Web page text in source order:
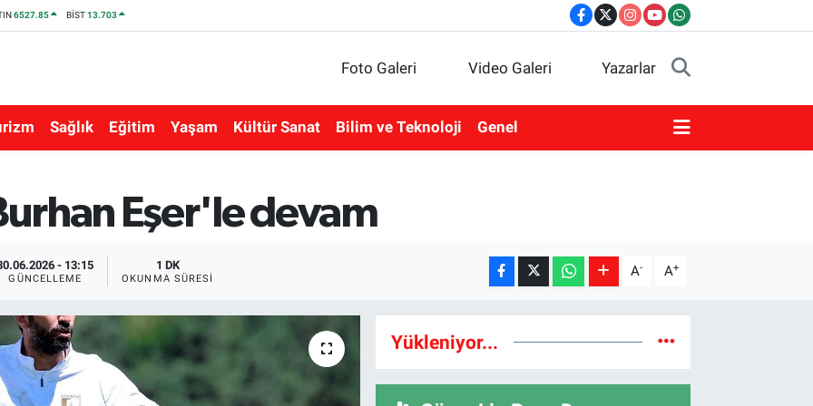
6527.85 BİST13.703
Foto Galeri Video Galeri Yazarlar
Sağlık Eğitim Yaşam Kültür Sanat Bilim ve Teknoloji Genel
Eşer'le devam
- 13:15
GÜNCELLEME
1 DK
OKUNMA SÜRESI A- A+
Yükleniyor...